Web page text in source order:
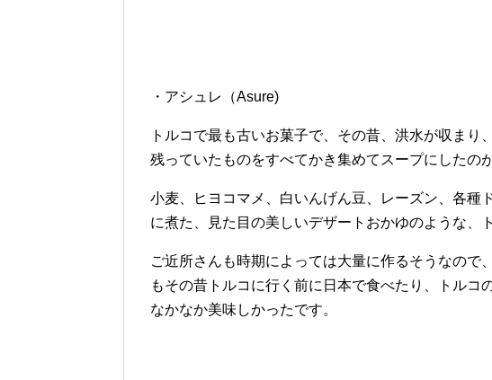
・アシュレ（Asure)
トルコで最も古いお菓子で、その昔、洪水が収まり
残っていたものをすべてかき集めてスープにしたの
小麦、ヒヨコマメ、白いんげん豆、レーズン、各種
に煮た、見た目の美しいデザートおかゆのような、
ご近所さんも時期によっては大量に作るそうなので
もその昔トルコに行く前に日本で食べたり、トルコ
なかなか美味しかったです。